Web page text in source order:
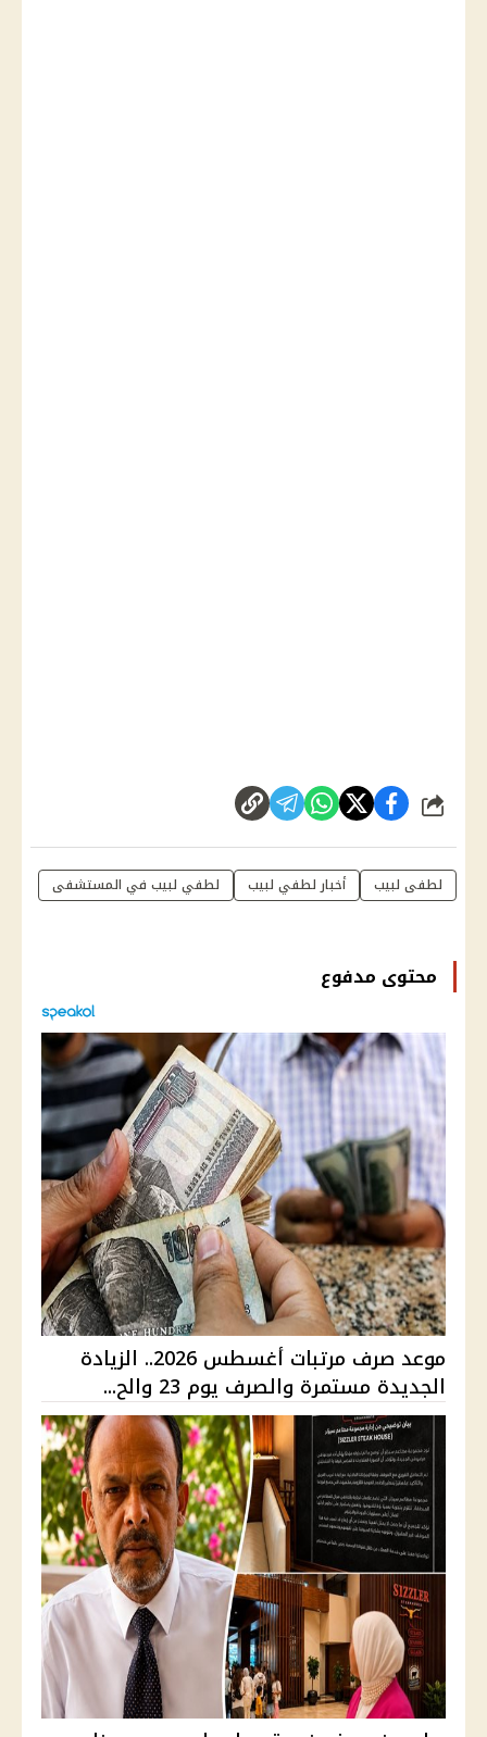
شارك
لطفى لبيب أخبار لطفي لبيب لطفي لبيب في المستشفى
محتوى مدفوع
موعد صرف مرتبات أغسطس 2026.. الزيادة
الجديدة مستمرة والصرف يوم 23 والح...